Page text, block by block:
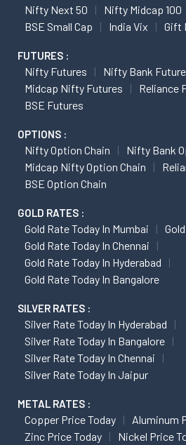
Nifty Next 50
Nifty Midcap 100
BSE Small Cap
India Vix Gift
FUTURES :
Nifty Futures
Nifty Bank
Midcap Nifty Futures
Reliance
BSE Futures
OPTIONS :
Nifty Option Chain
Nifty Bank
Midcap Nifty Option Chain
BSE Option Chain
GOLD RATES :
Gold Rate Today In Mumbai
Gold Rate Today In Chennai
Gold Rate Today In Hyderabad
Gold Rate Today In Bangalore
SILVER RATES :
Silver Rate Today In Hyderabad
Silver Rate Today In Bangalore
Silver Rate Today In Chennai
Silver Rate Today In Jaipur
METAL RATES :
Copper Price Today
Aluminum
Zinc Price Today
Nickel Price